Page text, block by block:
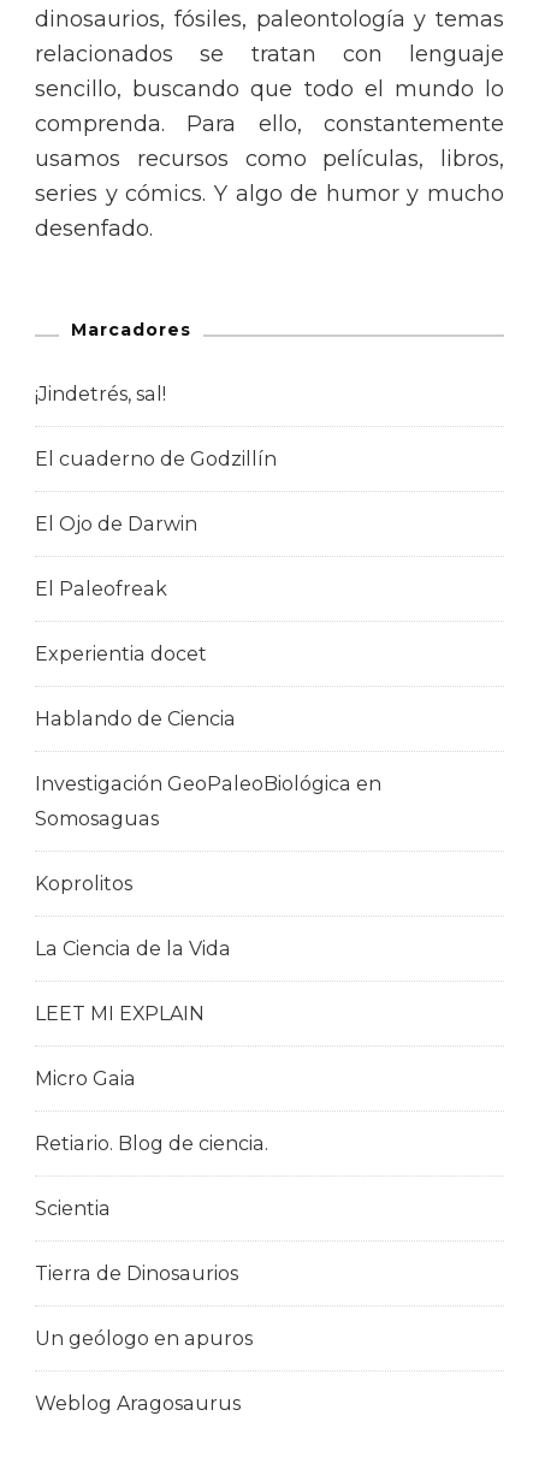
dinosaurios, fósiles, paleontología y temas
relacionados se tratan con lenguaje
sencillo, buscando que todo el mundo lo
comprenda. Para ello, constantemente
usamos recursos como películas, libros,
series y cómics. Y algo de humor y mucho
desenfado.
Marcadores
¡Jindetrés, sal!
El cuaderno de Godzillín
El Ojo de Darwin
El Paleofreak
Experientia docet
Hablando de Ciencia
Investigación GeoPaleoBiológica en
Somosaguas
Koprolitos
La Ciencia de la Vida
LEET MI EXPLAIN
Micro Gaia
Retiario. Blog de ciencia.
Scientia
Tierra de Dinosaurios
Un geólogo en apuros
Weblog Aragosaurus